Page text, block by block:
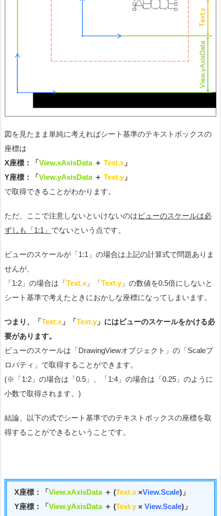
図を見たまま単純に考えればシート基準のテキストボックスの
座標は
X座標：「View.xAxisData ＋ Text.x 」
Y座標：「View.yAxisData ＋ Text.y」
で取得できることがわかります。
ただ、ここで注意しないといけないのはビューのスケールは必
ずしも「1:1」 でないという点です。
ビューのスケールが「1:1」の場合は上記の計算式で問題ありま
せんが、
「1:2」の場合は「Text.x 」「Text.y」の数値を0.5倍にしないと
シート基準で考えたときにおかしな座標になってしまいます。
つまり、「Text.x 」「Text.y」にはビューのスケールをかける必
要があります。
ビューのスケールは「DrawingViewオブジェクト」の「Scaleプ
ロパティ」で取得することができます。
(※「1:2」の場合は「0.5」、「1:4」の場合は「0.25」のように
小数で取得されます。)
結論、以下の式でシート基準でのテキストボックスの座標を取
得することができるということです。
X座標：「View.xAxisData ＋ (Text.x ×View.Scale)」
Y座標：「View.yAxisData ＋ (Text.y ×View.Scale)」